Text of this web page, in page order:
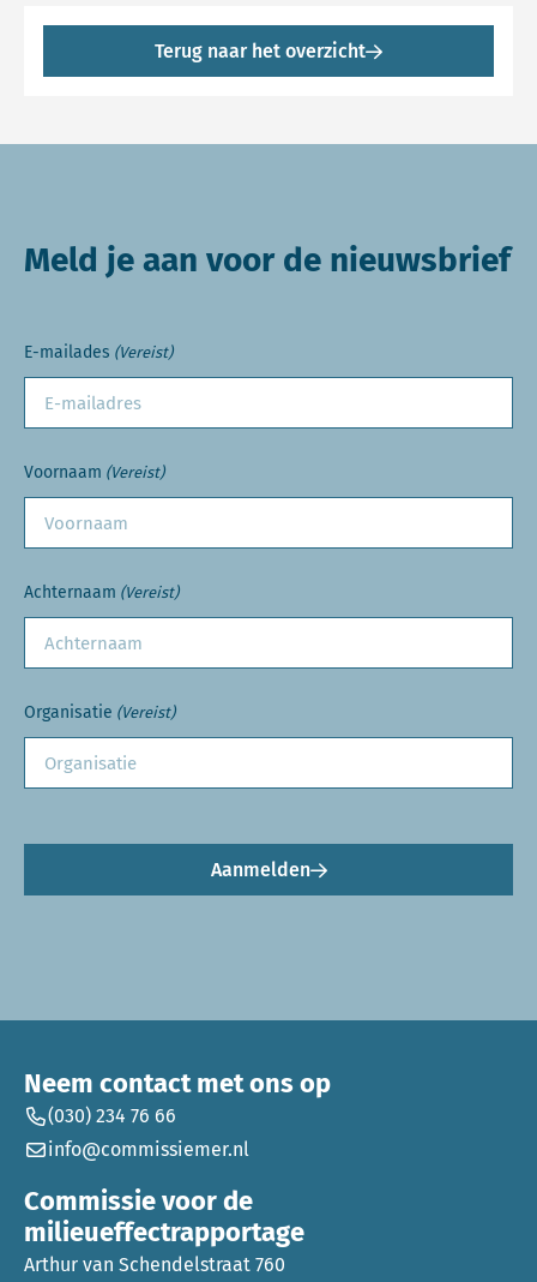
Terug naar het overzicht
Meld je aan voor de nieuwsbrief
E-mailades (Vereist)
Voornaam (Vereist)
Achternaam (Vereist)
Organisatie (Vereist)
Aanmelden
Neem contact met ons op
(030) 234 76 66
info@commissiemer.nl
Commissie voor de
milieueffectrapportage
Arthur van Schendelstraat 760